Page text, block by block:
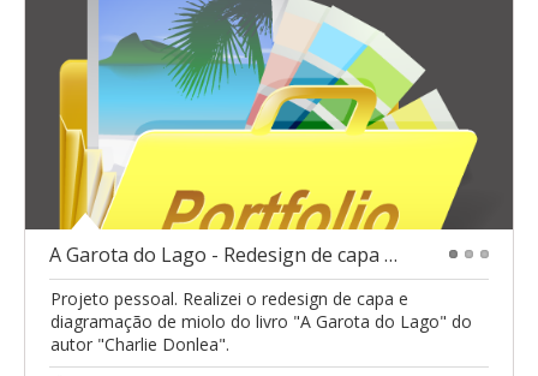
A Garota do Lago - Redesign de capa e miolo
Projeto pessoal. Realizei o redesign de capa e
diagramação de miolo do livro "A Garota do Lago" do
autor "Charlie Donlea".